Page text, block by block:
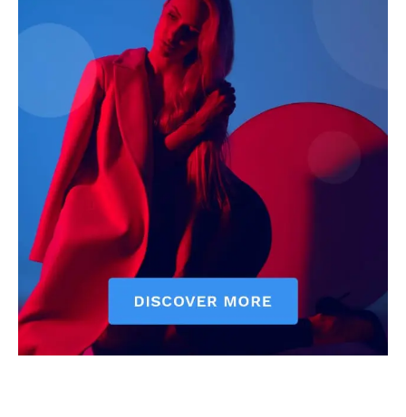
Contact Us
Privacy Policy
Terms of Use Agreement
Facebook
X WhatsApp
Share